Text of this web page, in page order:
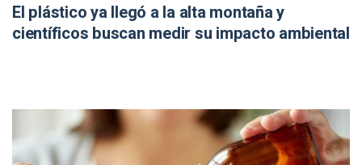
El plástico ya llegó a la alta montaña y
científicos buscan medir su impacto ambiental